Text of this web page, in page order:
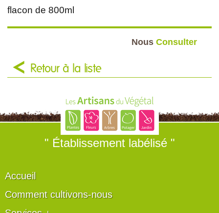
flacon de 800ml
Nous Consulter
Retour à la liste
" Établissement labélisé "
Accueil
Comment cultivons-nous